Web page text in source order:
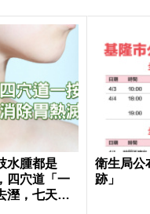
水腫都是
四穴道「一
溼，七天瘦
衛生局公
跡」